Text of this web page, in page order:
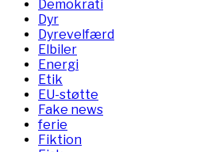
Demokrati
Dyr
Dyrevelfærd
Elbiler
Energi
Etik
EU-støtte
Fake news
ferie
Fiktion